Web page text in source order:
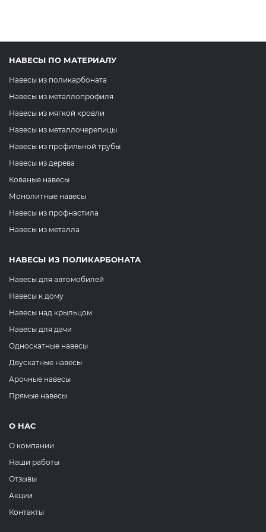
НАВЕСЫ ПО МАТЕРИАЛУ
Навесы из поликарбоната
Навесы из металлопрофиля
Навесы из мягкой кровли
Навесы из металлочерепицы
Навесы из профильной трубы
Навесы из дерева
Кованые навесы
Монолитные навесы
Навесы из профнастила
Навесы из металла
НАВЕСЫ ИЗ ПОЛИКАРБОНАТА
Навесы для автомобилей
Навесы к дому
Навесы над крыльцом
Навесы для дачи
Односкатные навесы
Двускатные навесы
Арочные навесы
Прямые навесы
О НАС
О компании
Наши работы
Отзывы
Акции
Контакты